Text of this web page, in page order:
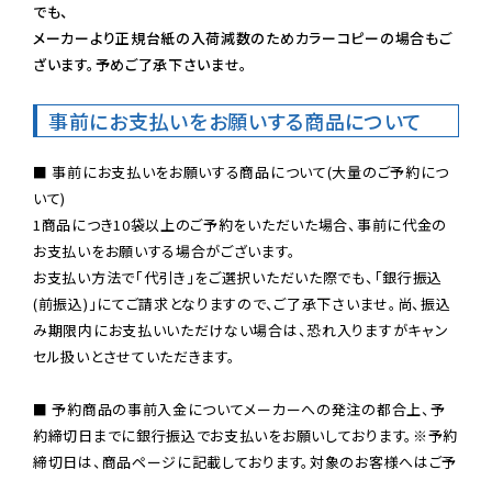
でも、
メーカーより正規台紙の入荷減数のためカラーコピーの場合もご
ざいます。予めご了承下さいませ。
事前にお支払いをお願いする商品について
■ 事前にお支払いをお願いする商品について(大量のご予約につ
いて)
1商品につき10袋以上のご予約をいただいた場合、事前に代金の
お支払いをお願いする場合がございます。
お支払い方法で「代引き」をご選択いただいた際でも、「銀行振込
(前振込)」にてご請求となりますので、ご了承下さいませ。尚、振込
み期限内にお支払いいただけない場合は、恐れ入りますがキャン
セル扱いとさせていただきます。
■ 予約商品の事前入金についてメーカーへの発注の都合上、予
約締切日までに銀行振込でお支払いをお願いしております。※予約
締切日は、商品ページに記載しております。対象のお客様へはご予